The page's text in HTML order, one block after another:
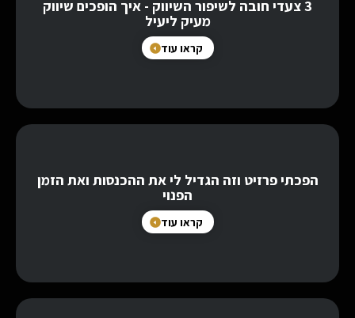
3 צעדי חובה לשיפור השיווק - איך הופכים שיווק
מעיק ליעיל
קראו עוד
הפכתי פרזיט וזה הגדיל לי את ההכנסות ואת הזמן
הפנוי
קראו עוד